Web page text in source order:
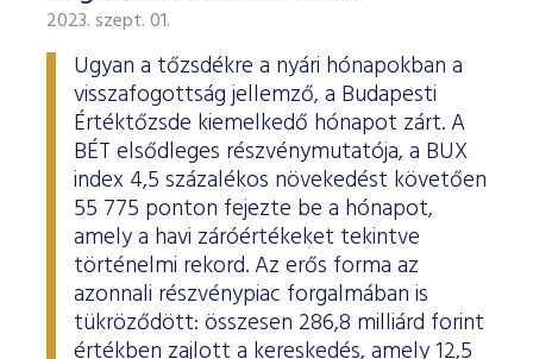
2023. szept. 01.
Ugyan a tőzsdékre a nyári hónapokban a
visszafogottság jellemző, a Budapesti
Értéktőzsde kiemelkedő hónapot zárt. A
BÉT elsődleges részvénymutatója, a BUX
index 4,5 százalékos növekedést követően
55 775 ponton fejezte be a hónapot,
amely a havi záróértékeket tekintve
történelmi rekord. Az erős forma az
azonnali részvénypiac forgalmában is
tükröződött: összesen 286,8 milliárd forint
értékben zajlott a kereskedés, amely 12,5